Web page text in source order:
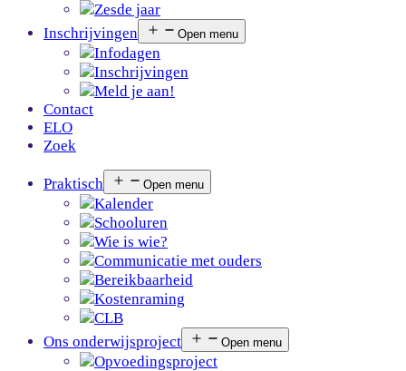
Zesde jaar
Inschrijvingen
Open menu
Infodagen
Inschrijvingen
Meld je aan!
Contact
ELO
Zoek
Praktisch Open menu
Kalender
Schooluren
Wie is wie?
Communicatie met ouders
Bereikbaarheid
Kostenraming
CLB
Ons onderwijsproject
Open menu
Opvoedingsproject